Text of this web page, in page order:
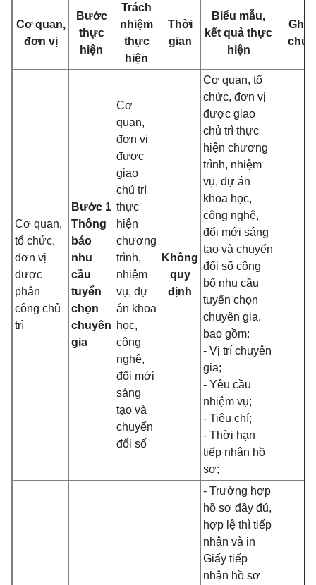
Cơ quan,
đơn vị
Bước
thực
hiện
Trách
nhiệm
thực
hiện
Thời
gian
Biểu mẫu,
kết quả thực
hiện
Ghi
chú
Cơ quan,
tổ chức,
đơn vị
được
phân
công chủ
trì
Bước 1
Thông
báo
nhu
cầu
tuyển
chọn
chuyên
gia
Cơ
quan,
đơn vị
được
giao
chủ trì
thực
hiện
chương
trình,
nhiệm
vụ, dự
án khoa
học,
công
nghệ,
đổi mới
sáng
tạo và
chuyển
đổi số
Không
quy
định
Cơ quan, tổ
chức, đơn vị
được giao
chủ trì thực
hiện chương
trình, nhiệm
vụ, dự án
khoa học,
công nghệ,
đổi mới sáng
tạo và chuyển
đổi số công
bố nhu cầu
tuyển chọn
chuyên gia,
bao gồm:
- Vị trí chuyên
gia;
- Yêu cầu
nhiệm vụ;
- Tiêu chí;
- Thời hạn
tiếp nhận hồ
sơ;
- Trường hợp
hồ sơ đầy đủ,
hợp lệ thì tiếp
nhận và in
Giấy tiếp
nhận hồ sơ